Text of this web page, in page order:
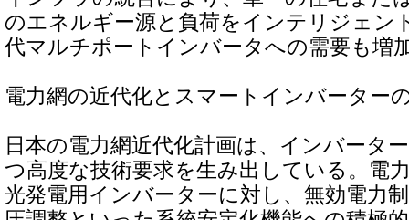
のエネルギー源と負荷をインテリジェン
代マルチポートインバータへの需要も増
電力網の近代化とスマートインバーター
日本の電力網近代化計画は、インバータ
つ高度な技術要求を生み出している。電
光発電用インバーターに対し、無効電力